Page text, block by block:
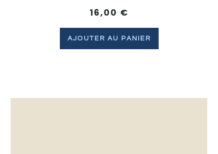
16,00 €
AJOUTER AU PANIER